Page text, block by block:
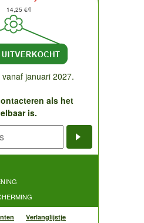
14,25 €/l
januari 2027.
als het
is.
Verlanglijstje